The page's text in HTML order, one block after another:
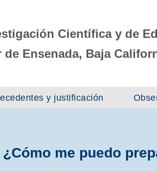
Científica y de
de Ensenada, Baja
y justificación
¿Cómo me puedo